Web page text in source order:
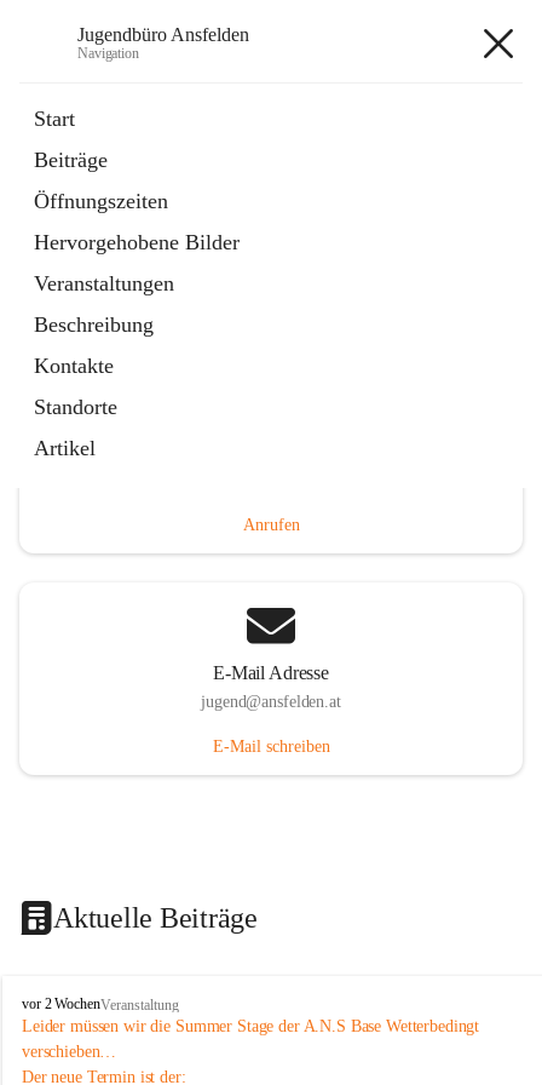
Jugendbüro Ansfelden
Navigation
Start
Beiträge
Öffnungszeiten
Hervorgehobene Bilder
Veranstaltungen
Beschreibung
Kontakte
Standorte
Artikel
Anrufen
E-Mail Adresse
jugend@ansfelden.at
E-Mail schreiben
Aktuelle Beiträge
J
u
g
e
vor 2 WochenVeranstaltung
Leider müssen wir die Summer Stage der A.N.S Base Wetterbedingt
verschieben…
Der neue Termin ist der: